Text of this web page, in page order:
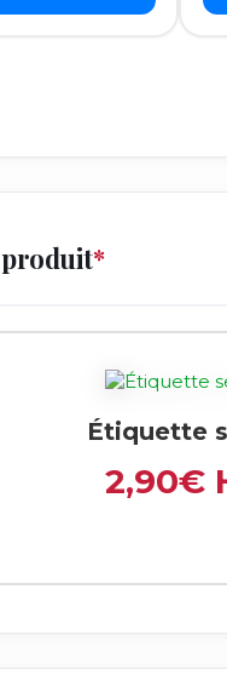
produit*
Étiquette
2,90€